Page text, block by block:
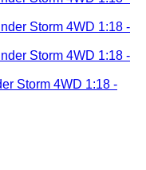
Storm 4WD 1:18 -